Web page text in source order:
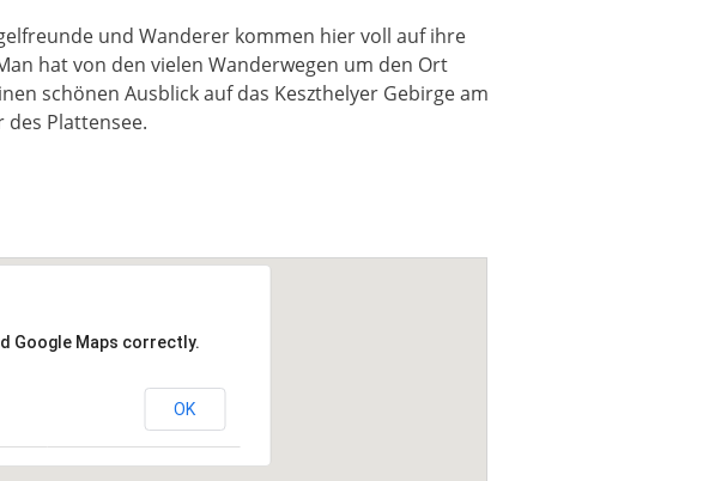
und Wanderer kommen hier voll auf ihre
hat von den vielen Wanderwegen um den Ort
schönen Ausblick auf das Keszthelyer Gebirge am
des Plattensee.
Google Maps correctly.
OK